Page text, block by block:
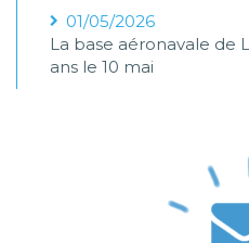
01/05/2026
La base aéronavale de
ans le 10 mai